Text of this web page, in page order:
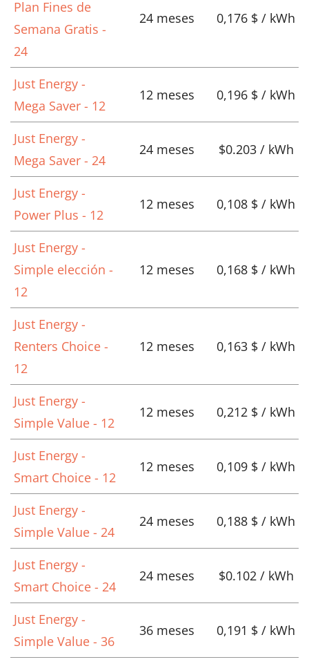
Plan Fines de
Semana Gratis -
24
24 meses 0,176 $ / kWh
Just Energy -
Mega Saver - 12
12 meses 0,196 $ / kWh
Just Energy -
Mega Saver - 24
24 meses $0.203 / kWh
Just Energy -
Power Plus - 12
12 meses 0,108 $ / kWh
Just Energy -
Simple elección -
12
12 meses 0,168 $ / kWh
Just Energy -
Renters Choice -
12
12 meses 0,163 $ / kWh
Just Energy -
Simple Value - 12
12 meses 0,212 $ / kWh
Just Energy -
Smart Choice - 12
12 meses 0,109 $ / kWh
Just Energy -
Simple Value - 24
24 meses 0,188 $ / kWh
Just Energy -
Smart Choice - 24
24 meses $0.102 / kWh
Just Energy -
Simple Value - 36
36 meses 0,191 $ / kWh